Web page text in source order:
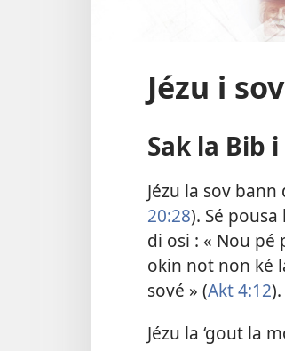
Jézu i
Sak la Bib
Jézu la sov
20:28). Sé
di osi : « Nou pé
okin not non ké
sové » (Akt 4:12).
Jézu la ‘gout la